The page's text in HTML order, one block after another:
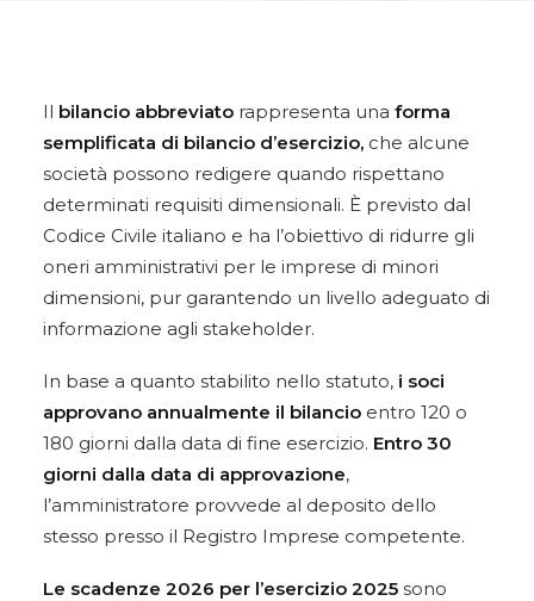
Il bilancio abbreviato rappresenta una forma
semplificata di bilancio d’esercizio, che alcune
società possono redigere quando rispettano
determinati requisiti dimensionali. È previsto dal
Codice Civile italiano e ha l’obiettivo di ridurre gli
oneri amministrativi per le imprese di minori
dimensioni, pur garantendo un livello adeguato di
informazione agli stakeholder.
In base a quanto stabilito nello statuto, i soci
approvano annualmente il bilancio entro 120 o
180 giorni dalla data di fine esercizio. Entro 30
giorni dalla data di approvazione,
l’amministratore provvede al deposito dello
stesso presso il Registro Imprese competente.
Le scadenze 2026 per l’esercizio 2025 sono